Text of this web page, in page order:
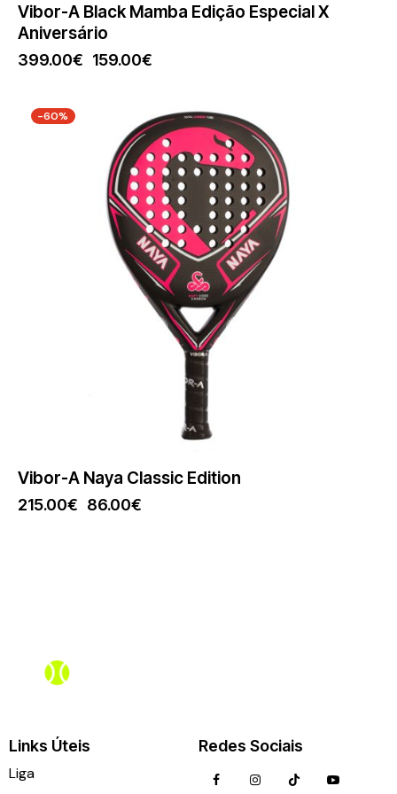
Vibor-A Black Mamba Edição Especial X
Aniversário
399.00€ 159.00€
-60%
Vibor-A Naya Classic Edition
215.00€ 86.00€
Links Úteis
Liga
Redes Sociais